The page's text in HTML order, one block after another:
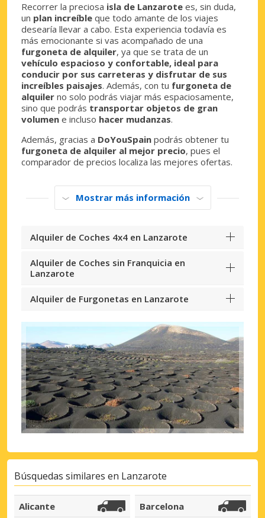
Recorrer la preciosa isla de Lanzarote es, sin duda,
un plan increíble que todo amante de los viajes
desearía llevar a cabo. Esta experiencia todavía es
más emocionante si vas acompañado de una
furgoneta de alquiler, ya que se trata de un
vehículo espacioso y confortable, ideal para
conducir por sus carreteras y disfrutar de sus
increíbles paisajes. Además, con tu furgoneta de
alquiler no solo podrás viajar más espaciosamente,
sino que podrás transportar objetos de gran
volumen e incluso hacer mudanzas.
Además, gracias a DoYouSpain podrás obtener tu
furgoneta de alquiler al mejor precio, pues el
comparador de precios localiza las mejores ofertas.
Mostrar más información
Alquiler de Coches 4x4 en Lanzarote
Alquiler de Coches sin Franquicia en
Lanzarote
Alquiler de Furgonetas en Lanzarote
Búsquedas similares en Lanzarote
Alicante
Barcelona